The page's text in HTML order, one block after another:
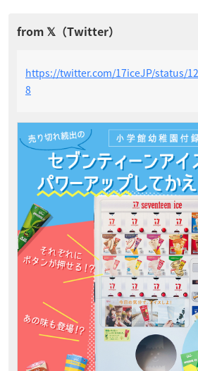
https://twitter.com/17iceJP/status/
8